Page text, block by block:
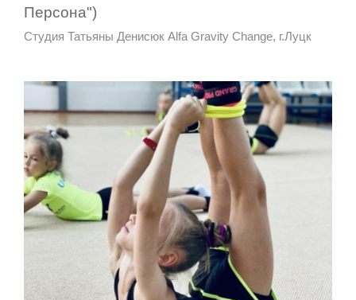
Персона")
Студия Татьяны Денисюк Alfa Gravity Change, г.Луцк